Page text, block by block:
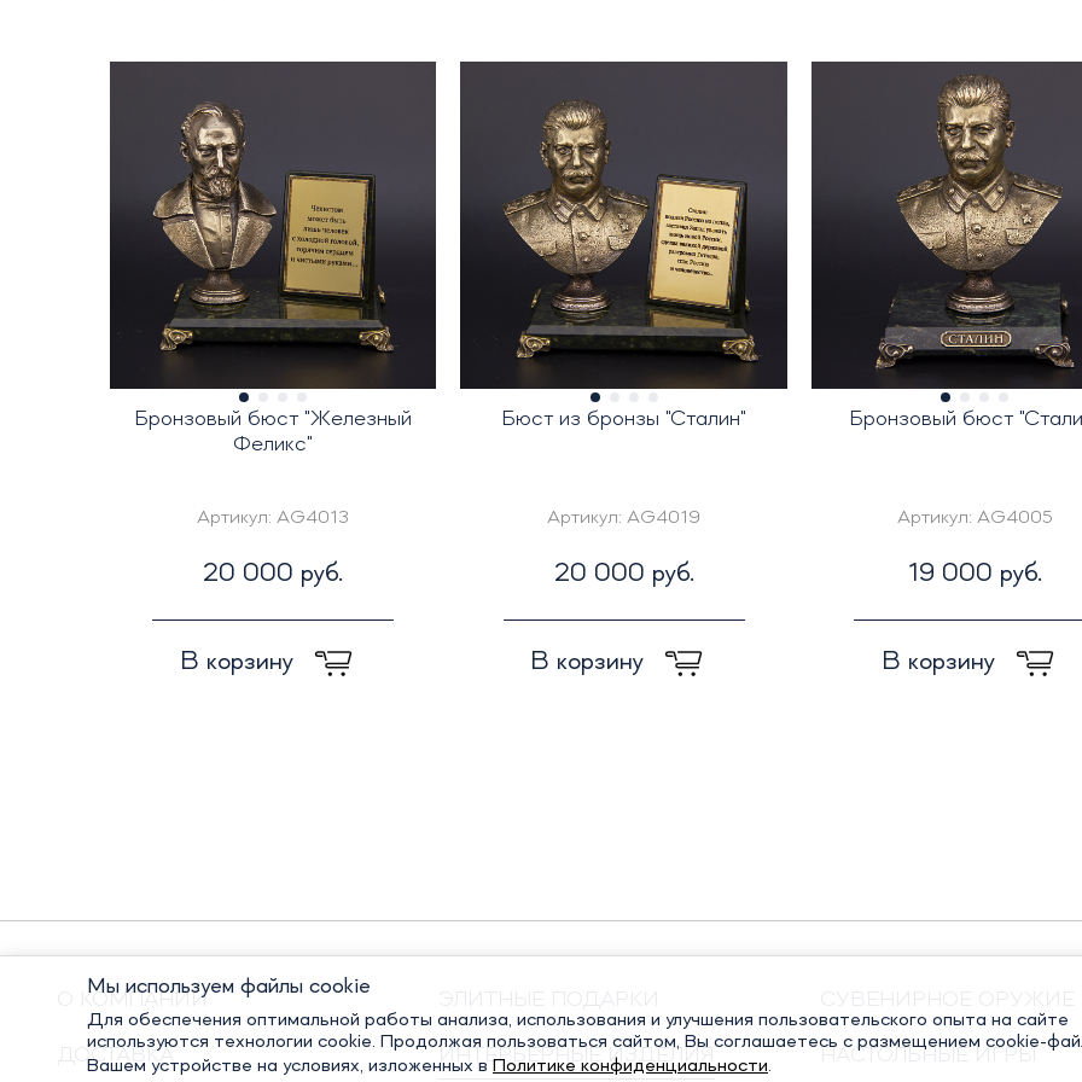
Бронзовый бюст "Железный
Феликс"
Артикул:AG4013
20 000 руб.
В корзину
Бюст из бронзы "Сталин"
Артикул:AG4019
20 000 руб.
В корзину
Бронзовый бюст
Артикул: AG4005
19 000 руб.
В корзину
О КОМПАНИИ
ДОСТАВКА ИНТЕРЬЕРНЫЕ ИЗДЕЛИЯ НАСТОЛЬНЫЕ ИГРЫ
Мы используем файлы cookie
Для обеспечения оптимальной работы анализа, использования и улучшения пользовательского опыта на сайте
используются технологии cookie. Продолжая пользоваться сайтом, Вы соглашаетесь с размещением cookie-
Вашем устройстве на условиях, изложенных в Политике конфиденциальности.